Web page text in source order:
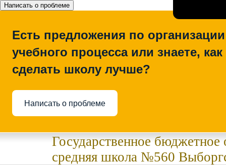
Написать о проблеме
Есть предложения по организации
учебного процесса или знаете, как
сделать школу лучше?
Написать о проблеме
Государственное
средняя школа №560